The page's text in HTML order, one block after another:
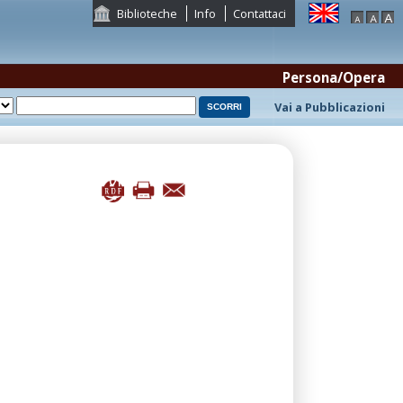
Biblioteche Info Contattaci
Persona/Opera
Vai a Pubblicazioni